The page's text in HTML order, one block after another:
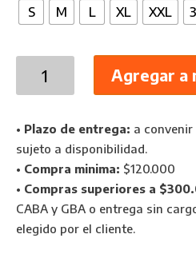
S M L XL XXL
Ignífugo
Algodón
FR
oz
Lakeland
NFPA
Agregar a
• Plazo de entrega: a
sujeto a disponibilidad.
• Compra minima: $120.000
• Compras superiores a
CABA y GBA o entrega sin
elegido por el cliente.